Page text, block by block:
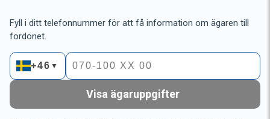
Fyll i ditt telefonnummer för att få information om ägaren till
fordonet.
+46 ▼
Visa ägaruppgifter